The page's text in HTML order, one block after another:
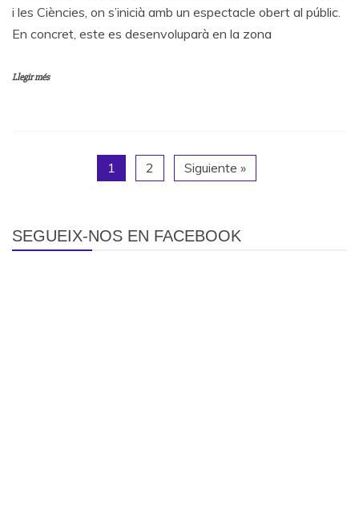
i les Ciències, on s’inicià amb un espectacle obert al públic.
En concret, este es desenvoluparà en la zona
Llegir més
1 2 Siguiente »
SEGUEIX-NOS EN FACEBOOK